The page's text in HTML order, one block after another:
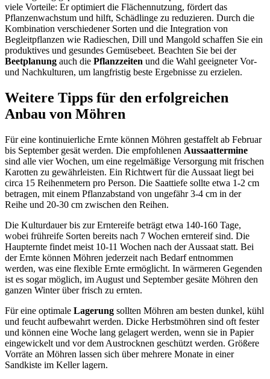
viele Vorteile: Er optimiert die Flächennutzung, fördert das
Pflanzenwachstum und hilft, Schädlinge zu reduzieren. Durch die
Kombination verschiedener Sorten und die Integration von
Begleitpflanzen wie Radieschen, Dill und Mangold schaffen Sie ein
produktives und gesundes Gemüsebeet. Beachten Sie bei der
Beetplanung auch die Pflanzzeiten und die Wahl geeigneter Vor-
und Nachkulturen, um langfristig beste Ergebnisse zu erzielen.
Weitere Tipps für den erfolgreichen
Anbau von Möhren
Für eine kontinuierliche Ernte können Möhren gestaffelt ab Februar
bis September gesät werden. Die empfohlenen Aussaattermine
sind alle vier Wochen, um eine regelmäßige Versorgung mit frischen
Karotten zu gewährleisten. Ein Richtwert für die Aussaat liegt bei
circa 15 Reihenmetern pro Person. Die Saattiefe sollte etwa 1-2 cm
betragen, mit einem Pflanzabstand von ungefähr 3-4 cm in der
Reihe und 20-30 cm zwischen den Reihen.
Die Kulturdauer bis zur Erntereife beträgt etwa 140-160 Tage,
wobei frühreife Sorten bereits nach 7 Wochen erntereif sind. Die
Haupternte findet meist 10-11 Wochen nach der Aussaat statt. Bei
der Ernte können Möhren jederzeit nach Bedarf entnommen
werden, was eine flexible Ernte ermöglicht. In wärmeren Gegenden
ist es sogar möglich, im August und September gesäte Möhren den
ganzen Winter über frisch zu ernten.
Für eine optimale Lagerung sollten Möhren am besten dunkel, kühl
und feucht aufbewahrt werden. Dicke Herbstmöhren sind oft fester
und können eine Woche lang gelagert werden, wenn sie in Papier
eingewickelt und vor dem Austrocknen geschützt werden. Größere
Vorräte an Möhren lassen sich über mehrere Monate in einer
Sandkiste im Keller lagern.